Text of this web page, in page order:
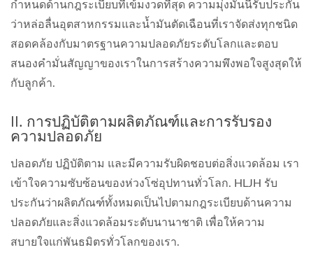
กำหนดด้านกฎระเบียบที่เข้มงวดที่สุด ความมุ่งมั่นนี้รับประกัน
ว่าหล่อลื่นอุตสาหกรรมและน้ำมันตัดเฉือนที่เราจัดส่งทุกชนิด
สอดคล้องกับมาตรฐานความปลอดภัยระดับโลกและตอบ
สนองคำมั่นสัญญาของเราในการสร้างความพึงพอใจสูงสุดให้
กับลูกค้า.
II. การปฏิบัติตามผลิตภัณฑ์และการรับรอง
ความปลอดภัย
ปลอดภัย ปฏิบัติตาม และมีความรับผิดชอบต่อสิ่งแวดล้อม เรา
เข้าใจความซับซ้อนของห่วงโซ่อุปทานทั่วโลก. HLJH รับ
ประกันว่าผลิตภัณฑ์ทั้งหมดเป็นไปตามกฎระเบียบด้านความ
ปลอดภัยและสิ่งแวดล้อมระดับนานาชาติ เพื่อให้ความ
สบายใจแก่พันธมิตรทั่วโลกของเรา.